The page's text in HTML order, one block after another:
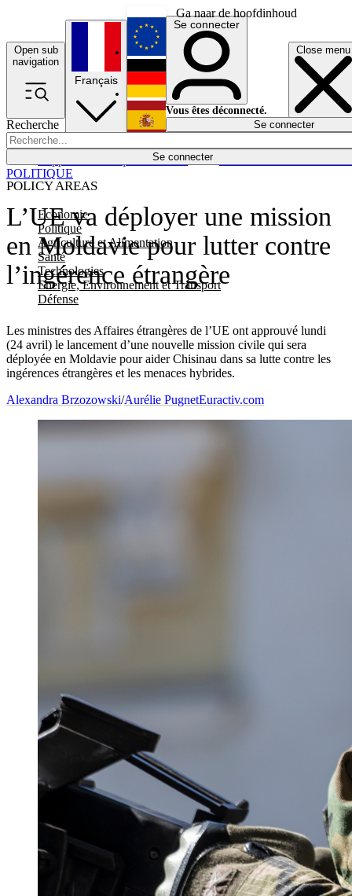
Ga naar de hoofdinhoud
Open sub
navigation
Close menu
Recherche
Se connecter
POLICY AREAS
Economie
Politique
Agriculture et Alimentation
Santé
Technologies
Energie, Environnement et Transport
Défense
Économie
Français
English
Deutsch
Español
Se connecter
Vous êtes déconnecté.
Se connecter
L’UE va déployer une mission
en Moldavie pour lutter contre
l’ingérence étrangère
Les ministres des Affaires étrangères de l’UE ont approuvé lundi
(24 avril) le lancement d’une nouvelle mission civile qui sera
déployée en Moldavie pour aider Chisinau dans sa lutte contre les
ingérences étrangères et les menaces hybrides.
POLITIQUE
Alexandra Brzozowski/Aurélie PugnetEuractiv.com